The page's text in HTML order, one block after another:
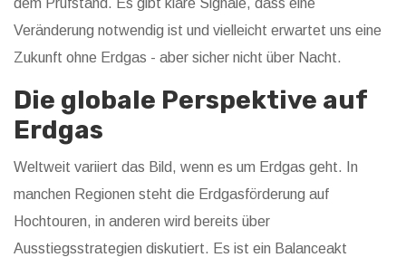
dem Prüfstand. Es gibt klare Signale, dass eine
Veränderung notwendig ist und vielleicht erwartet uns eine
Zukunft ohne Erdgas - aber sicher nicht über Nacht.
Die globale Perspektive auf
Erdgas
Weltweit variiert das Bild, wenn es um Erdgas geht. In
manchen Regionen steht die Erdgasförderung auf
Hochtouren, in anderen wird bereits über
Ausstiegsstrategien diskutiert. Es ist ein Balanceakt